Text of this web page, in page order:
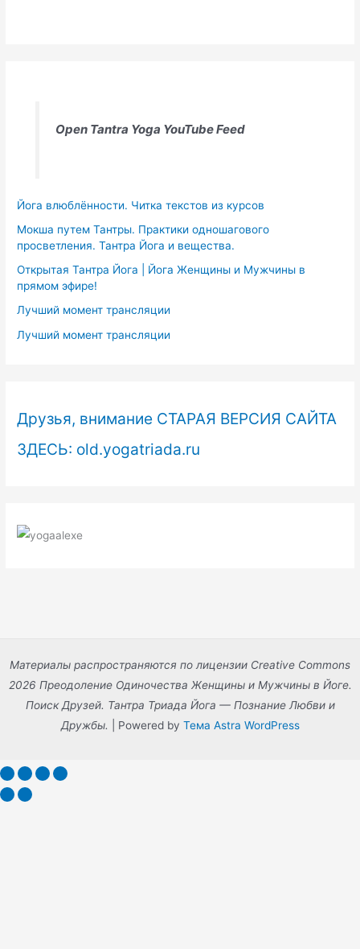
Open Tantra Yoga YouTube Feed
Йога влюблённости. Читка текстов из курсов
Мокша путем Тантры. Практики одношагового
просветления. Тантра Йога и вещества.
Открытая Тантра Йога | Йога Женщины и Мужчины в
прямом эфире!
Лучший момент трансляции
Лучший момент трансляции
Друзья, внимание СТАРАЯ ВЕРСИЯ САЙТА
ЗДЕСЬ: old.yogatriada.ru
Материалы распространяются по лицензии Creative Commons
2026 Преодоление Одиночества Женщины и Мужчины в Йоге.
Поиск Друзей. Тантра Триада Йога — Познание Любви и
Дружбы. | Powered by Тема Astra WordPress